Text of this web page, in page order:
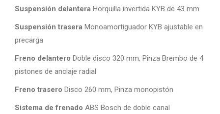
Suspensión delantera Horquilla invertida KYB de 43 mm
Suspensión trasera Monoamortiguador KYB ajustable en
precarga
Freno delantero Doble disco 320 mm, Pinza Brembo de 4
pistones de anclaje radial
Freno trasero Disco 260 mm, Pinza monopistón
Sistema de frenado ABS Bosch de doble canal